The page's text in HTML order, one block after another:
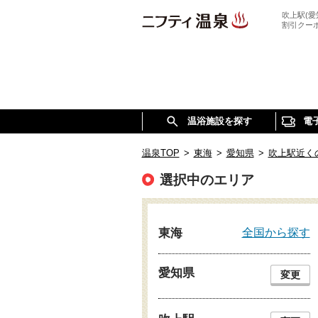
吹上駅(愛
割引クー
温浴施設を探す 電
温泉TOP > 東海 > 愛知県 > 吹上駅近く
選択中のエリア
東海 全国から探す
愛知県 変更